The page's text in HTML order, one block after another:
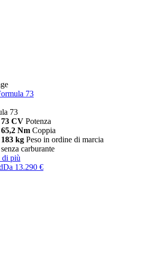
73
73
73 CV Potenza
65,2 Nm Coppia
183 kg Peso in ordine di marcia
senza carburante
di più
Da 13.290 €